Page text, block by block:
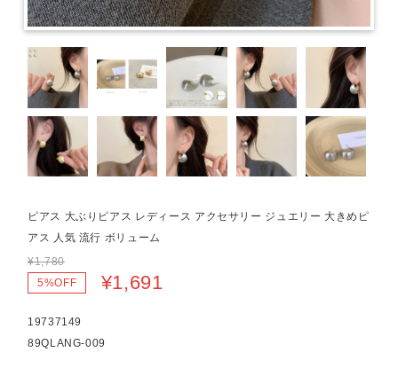
ピアス 大ぶりピアス レディース アクセサリー ジュエリー 大きめピ
アス 人気 流行 ボリューム
¥1,780
5%OFF
¥1,691
19737149
89QLANG-009